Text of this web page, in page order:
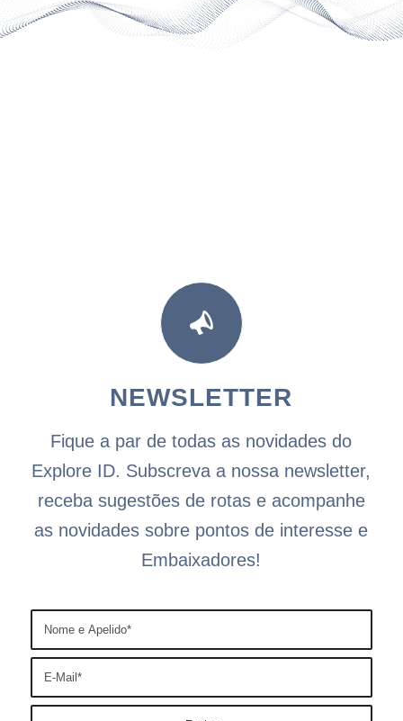
NEWSLETTER
Fique a par de todas as novidades do
Explore ID. Subscreva a nossa newsletter,
receba sugestões de rotas e acompanhe
as novidades sobre pontos de interesse e
Embaixadores!